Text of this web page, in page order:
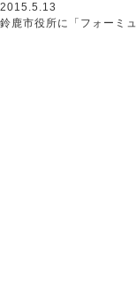
2015.5.13
鈴鹿市役所に「フォーミ